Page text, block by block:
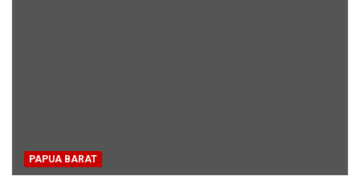
PAPUA BARAT